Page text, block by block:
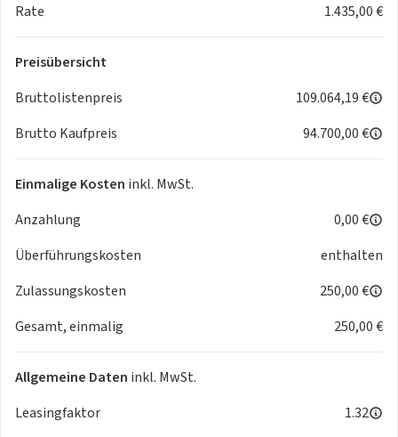
Rate 1.435,00 €
Preisübersicht
Bruttolistenpreis
109.064,19 €
Brutto Kaufpreis
94.700,00 €
Einmalige Kosten inkl. MwSt.
Anzahlung
0,00 €
Überführungskosten
enthalten
Zulassungskosten
250,00 €
Gesamt, einmalig
250,00 €
Allgemeine Daten inkl. MwSt.
Leasingfaktor
1.32